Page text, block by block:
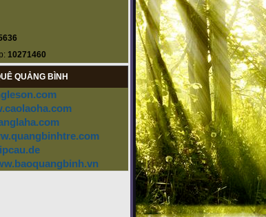
10271460
QUẢNG BÌNH